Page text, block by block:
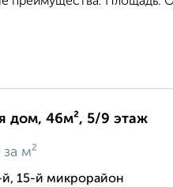
дом, 46м², 5/9 этаж
за м²
15-й микрорайон